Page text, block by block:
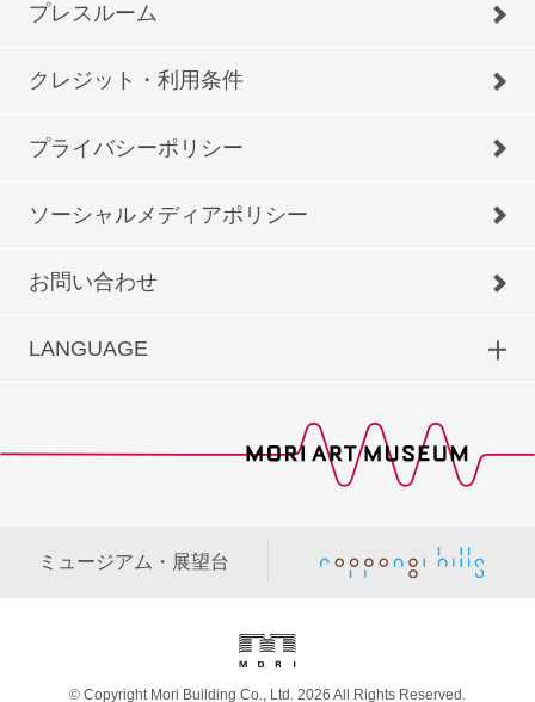
プレスルーム
クレジット・利用条件
プライバシーポリシー
ソーシャルメディアポリシー
お問い合わせ
LANGUAGE
ミュージアム・展望台
© Copyright Mori Building Co., Ltd. 2026 All Rights Reserved.